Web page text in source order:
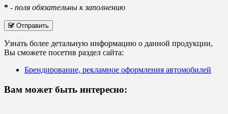
* - поля обязательны к заполнению
Отправить
Узнать более детальную информацию о данной продукции,
Вы сможете посетив раздел сайта:
Брендирование, рекламное оформления автомобилей
Вам может быть интересно: